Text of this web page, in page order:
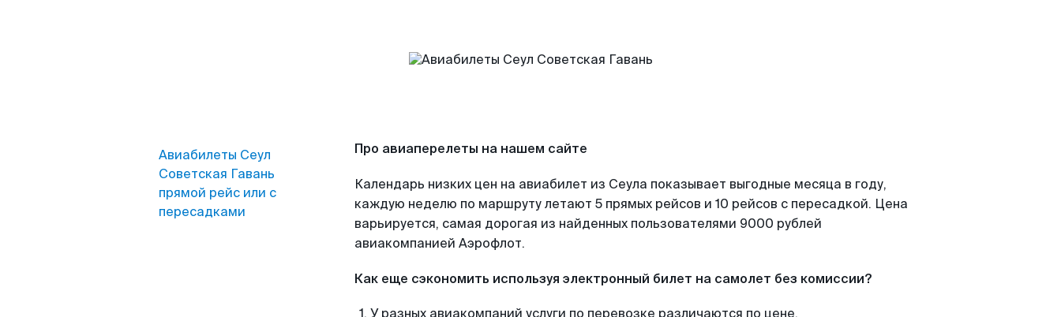
Авиабилеты Сеул
Советская Гавань
прямой рейс или с
пересадками
Про авиаперелеты на нашем сайте
Календарь низких цен на авиабилет из Сеула показывает выгодные месяца в году,
каждую неделю по маршруту летают 5 прямых рейсов и 10 рейсов с пересадкой. Цена
варьируется, самая дорогая из найденных пользователями 9000 рублей
авиакомпанией Аэрофлот.
Как еще сэкономить используя электронный билет на самолет без комиссии?
У разных авиакомпаний услуги по перевозке различаются по цене.